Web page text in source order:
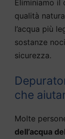
Eliminiamo il
qualità
l’acqua più
sostanze
sicurezza.
che
Molte
dell’acqua